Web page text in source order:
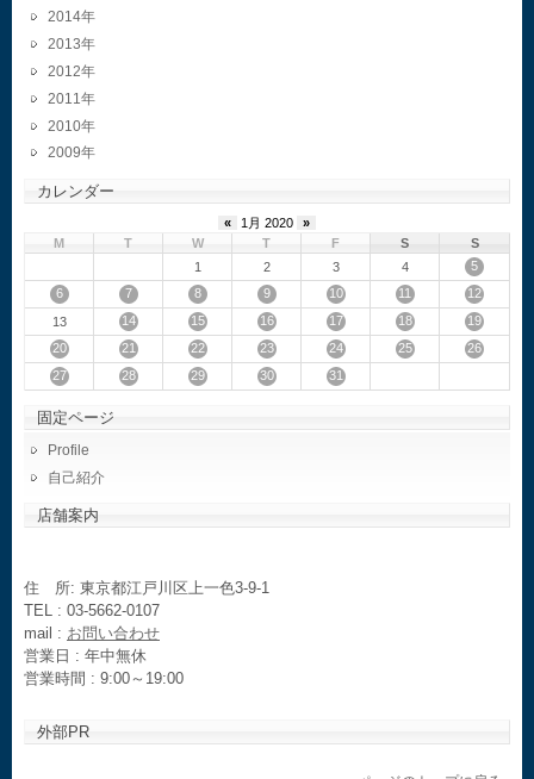
2014
2013
2012
2011
2010
2009
カレンダー
« 1月 2020
»
M
T W T F S
S
1
2 3 4
5
6
7 8 9 10 11
12
13
14 15 16 17 18
19
20
21 22 23 24 25
26
27
28 29 30 31
固定ページ
Profile
自己紹介
店舗案内
住 所: 東京都江戸川区上一色3-9-1
TEL : 03-5662-0107
mail : お問い合わせ
営業日 : 年中無休
営業時間 : 9:00～19:00
外部PR